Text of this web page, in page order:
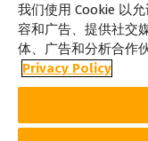
caldera.com © 2026
及品牌名称均为其各
权归其各自所有者
所引
Cookie
我们使用 Cookie 以
容和广告、提供社交
体、广告和分析合作
Privacy Policy